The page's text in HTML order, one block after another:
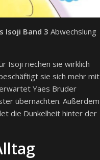
Isoji Band 3 Abwechslung
Isoji riechen sie wirklich
sie sich mehr mit
Yaes Bruder
übernachten. Außerdem
die Dunkelheit hinter der